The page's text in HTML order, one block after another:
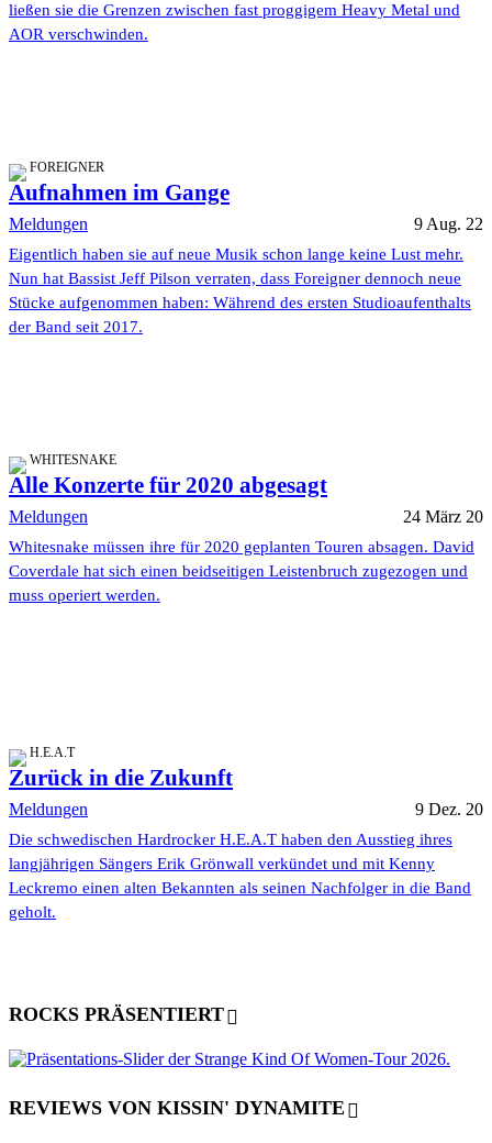
ließen sie die Grenzen zwischen fast proggigem Heavy Metal und
AOR verschwinden.
FOREIGNER
Aufnahmen im Gange
Meldungen 9 Aug. 22
Eigentlich haben sie auf neue Musik schon lange keine Lust mehr.
Nun hat Bassist Jeff Pilson verraten, dass Foreigner dennoch neue
Stücke aufgenommen haben: Während des ersten Studioaufenthalts
der Band seit 2017.
WHITESNAKE
Alle Konzerte für 2020 abgesagt
Meldungen 24 März 20
Whitesnake müssen ihre für 2020 geplanten Touren absagen. David
Coverdale hat sich einen beidseitigen Leistenbruch zugezogen und
muss operiert werden.
H.E.A.T
Zurück in die Zukunft
Meldungen 9 Dez. 20
Die schwedischen Hardrocker H.E.A.T haben den Ausstieg ihres
langjährigen Sängers Erik Grönwall verkündet und mit Kenny
Leckremo einen alten Bekannten als seinen Nachfolger in die Band
geholt.
ROCKS PRÄSENTIERT
REVIEWS VON KISSIN' DYNAMITE